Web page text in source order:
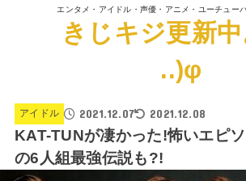
エンタメ・アイドル・声優・アニメ・ユーチュー
きじキジ更新
..)φ
アイドル 2021.12.07 2021.12.08
KAT-TUNが凄かった!怖いエピ
の6人組最強伝説も?!